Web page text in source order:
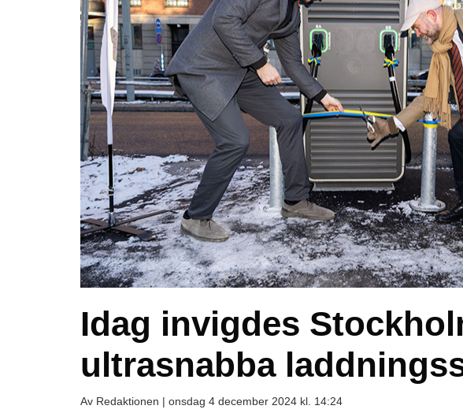
Idag invigdes
ultrasnabba
Av Redaktionen | onsdag 4 december 2024 kl. 14:24